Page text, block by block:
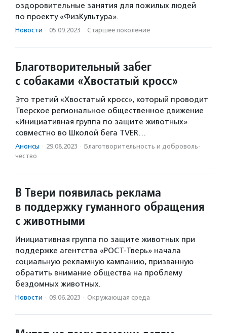
оздоровительные занятия для пожилых людей
по проекту «ФизКультура».
Новости · 05.09.2023 · Старшее поколение
Благотворительный забег
с собаками «Хвостатый кросс»
Это третий «Хвостатый кросс», который проводит
Тверское региональное общественное движение
«Инициативная группа по защите животных»
совместно во Школой бега TVER…
Анонсы · 29.08.2023 · Благотвори­тель­ность и доброволь­
чест­во
В Твери появилась реклама
в поддержку гуманного обращения
с животными
Инициативная группа по защите животных при
поддержке агентства «РОСТ-Тверь» начала
социальную рекламную кампанию, призванную
обратить внимание общества на проблему
бездомных животных.
Новости · 09.06.2023 · Окружающая среда